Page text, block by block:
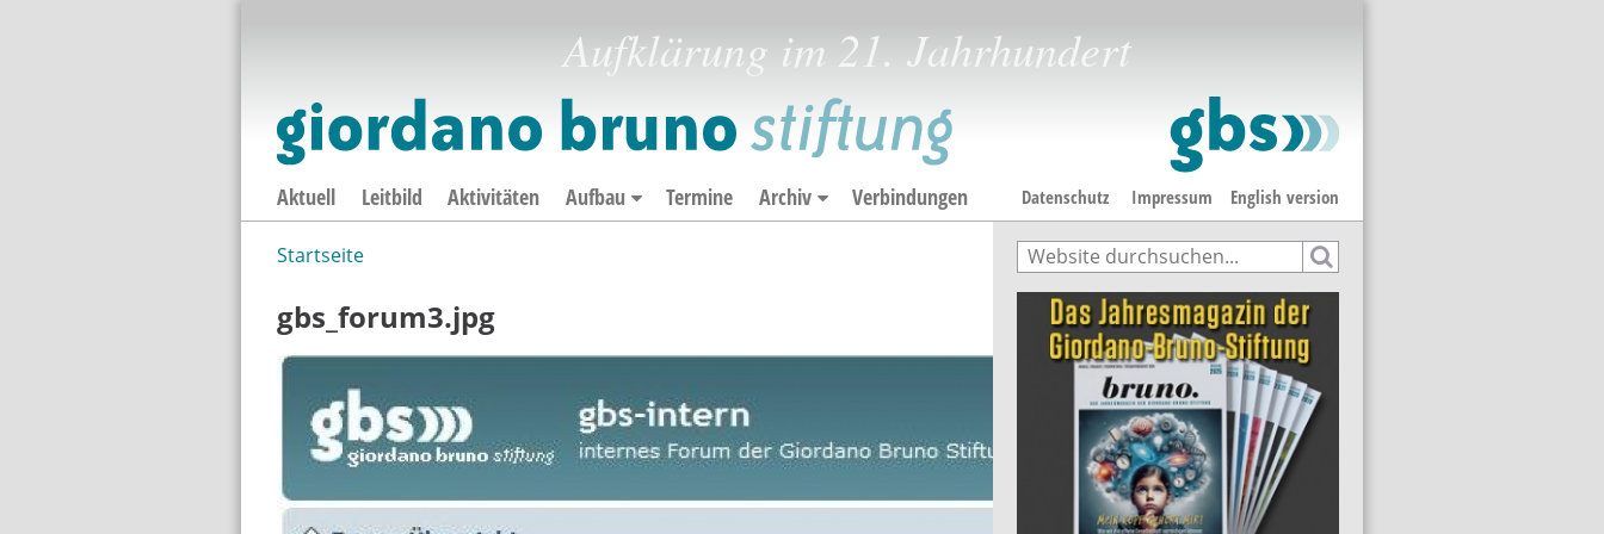
Aufklärung im 21. Jahrhundert
English version
Aktuell Leitbild Aktivitäten Aufbau Termine Archiv Verbindungen Datenschutz Impressum
Startseite
gbs_forum3.jpg
Suchformular
Suche